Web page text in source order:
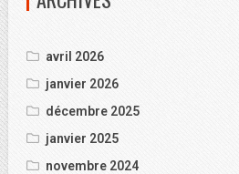
avril 2026
janvier 2026
décembre 2025
janvier 2025
novembre 2024